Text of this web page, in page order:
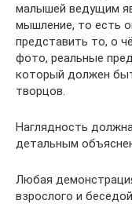
малышей ведущим
мышление, то есть
представить то, о
фото, реальные
который должен
творцов.
Наглядность
детальным
Любая
взрослого и